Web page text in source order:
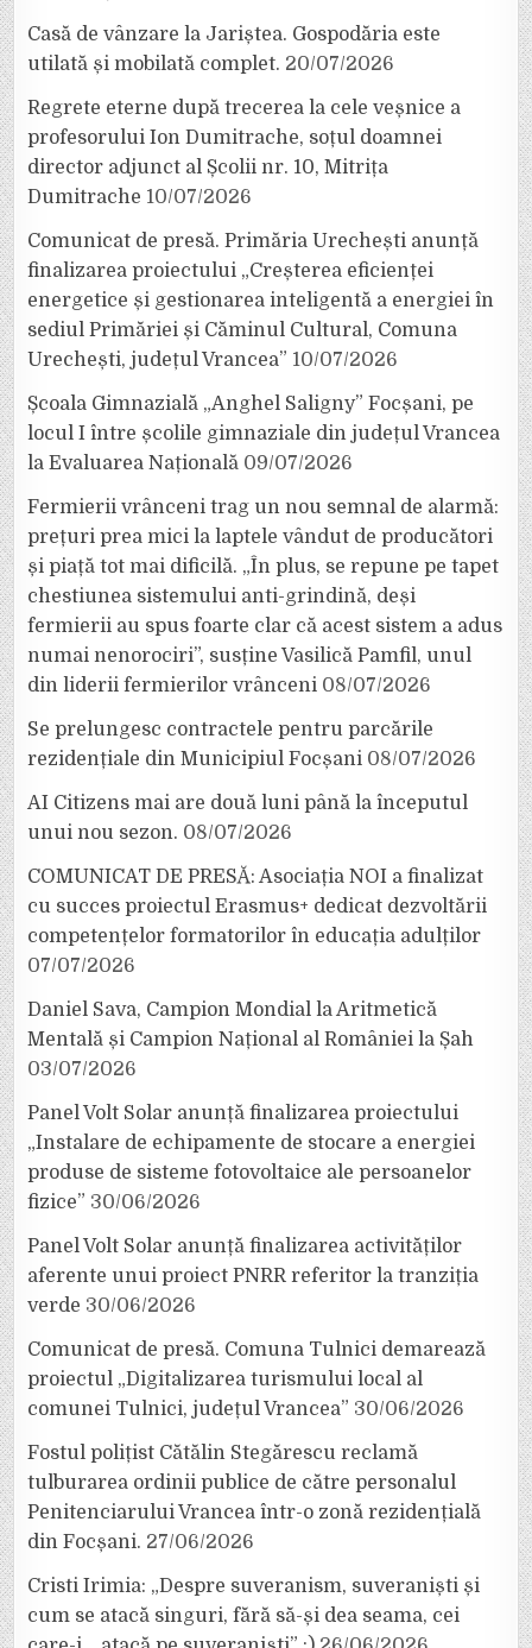
Casă de vânzare la Jariștea. Gospodăria este
utilată și mobilată complet. 20/07/2026
Regrete eterne după trecerea la cele veșnice a
profesorului Ion Dumitrache, soțul doamnei
director adjunct al Școlii nr. 10, Mitrița
Dumitrache 10/07/2026
Comunicat de presă. Primăria Urechești anunță
finalizarea proiectului „Creșterea eficienței
energetice și gestionarea inteligentă a energiei în
sediul Primăriei și Căminul Cultural, Comuna
Urechești, județul Vrancea” 10/07/2026
Școala Gimnazială „Anghel Saligny” Focșani, pe
locul I între școlile gimnaziale din județul Vrancea
la Evaluarea Națională 09/07/2026
Fermierii vrânceni trag un nou semnal de alarmă:
prețuri prea mici la laptele vândut de producători
și piață tot mai dificilă. „În plus, se repune pe tapet
chestiunea sistemului anti-grindină, deși
fermierii au spus foarte clar că acest sistem a adus
numai nenorociri”, susține Vasilică Pamfil, unul
din liderii fermierilor vrânceni 08/07/2026
Se prelungesc contractele pentru parcările
rezidențiale din Municipiul Focșani 08/07/2026
AI Citizens mai are două luni până la începutul
unui nou sezon. 08/07/2026
COMUNICAT DE PRESĂ: Asociația NOI a finalizat
cu succes proiectul Erasmus+ dedicat dezvoltării
competențelor formatorilor în educația adulților
07/07/2026
Daniel Sava, Campion Mondial la Aritmetică
Mentală și Campion Național al României la Șah
03/07/2026
Panel Volt Solar anunță finalizarea proiectului
„Instalare de echipamente de stocare a energiei
produse de sisteme fotovoltaice ale persoanelor
fizice” 30/06/2026
Panel Volt Solar anunță finalizarea activităților
aferente unui proiect PNRR referitor la tranziția
verde 30/06/2026
Comunicat de presă. Comuna Tulnici demarează
proiectul „Digitalizarea turismului local al
comunei Tulnici, județul Vrancea” 30/06/2026
Fostul polițist Cătălin Stegărescu reclamă
tulburarea ordinii publice de către personalul
Penitenciarului Vrancea într-o zonă rezidențială
din Focșani. 27/06/2026
Cristi Irimia: „Despre suveranism, suveraniști și
cum se atacă singuri, fără să-și dea seama, cei